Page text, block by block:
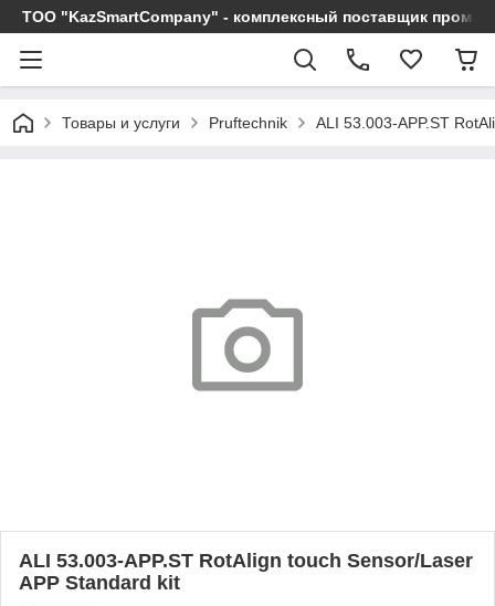
ТОО "KazSmartCompany" - комплексный поставщик
Товары и услуги Pruftechnik ALI 53.003-APP.ST
ALI 53.003-APP.ST RotAlign touch Sensor/Laser
APP Standard kit